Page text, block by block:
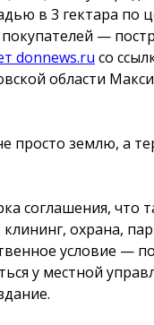
в 3 гектара по
покупателей —
donnews.ru со
области
просто землю, а
соглашения, что
охрана,
условие —
у местной